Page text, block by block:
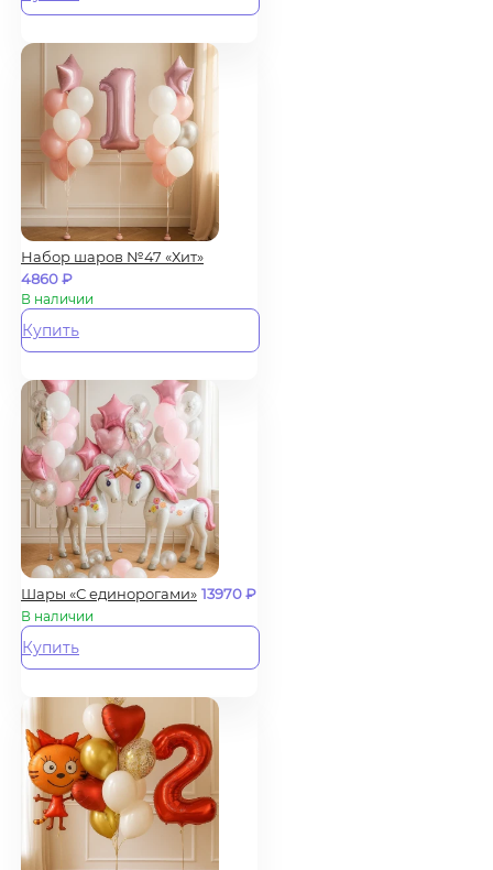
Набор шаров №47 «Хит»
4860₽
В наличии
Купить
Шары «С единорогами» 13970₽
В наличии
Купить